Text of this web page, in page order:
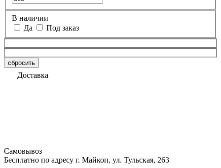
В наличии
Да
Под заказ
сбросить
Доставка
Самовывоз
Бесплатно по адресу г. Майкоп, ул. Тульская, 263